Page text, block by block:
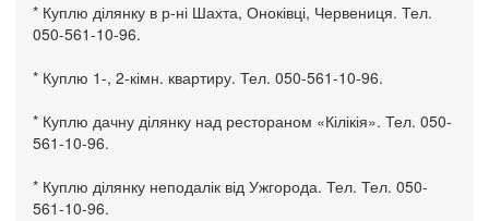
* Куплю ділянку в р-ні Шахта, Оноківці, Червениця. Тел.
050-561-10-96.
* Куплю 1-, 2-кімн. квартиру. Тел. 050-561-10-96.
* Куплю дачну ділянку над рестораном «Кілікія». Тел. 050-
561-10-96.
* Куплю ділянку неподалік від Ужгорода. Тел. Тел. 050-
561-10-96.